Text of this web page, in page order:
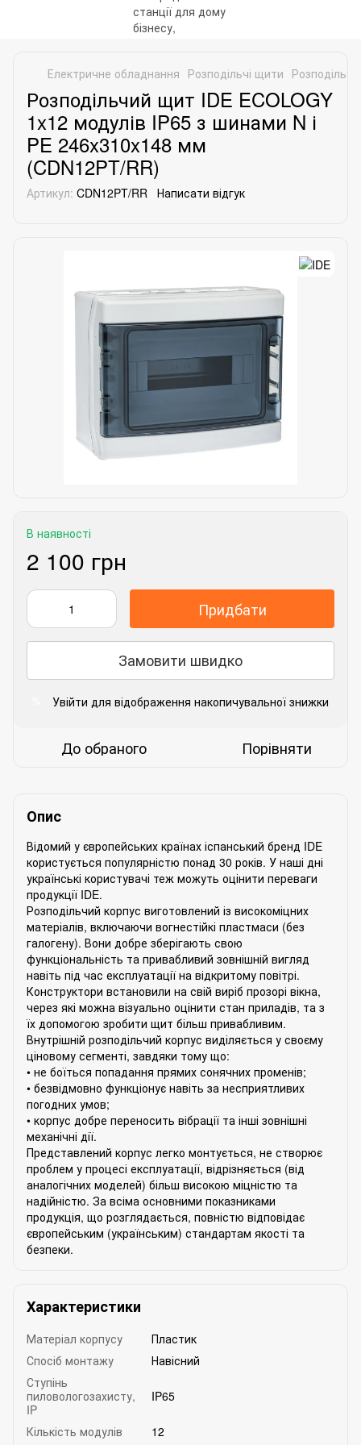
Електричне обладнання Розподільчі щити
Розподільчий щит IDE ECOLOGY
1x12 модулів IP65 з шинами N і
PE 246x310x148 мм
(CDN12PT/RR)
Артикул: CDN12PT/RR Написати відгук
В наявності
2 100 грн
Придбати
Замовити швидко
Увійти для відображення накопичувальної знижки
До обраного Порівняти
Опис
Відомий у європейських країнах іспанський бренд IDE
користується популярністю понад 30 років. У наші дні
українські користувачі теж можуть оцінити переваги
продукції IDE.
Розподільчий корпус виготовлений із високоміцних
матеріалів, включаючи вогнестійкі пластмаси (без
галогену). Вони добре зберігають свою
функціональність та привабливий зовнішній вигляд
навіть під час експлуатації на відкритому повітрі.
Конструктори встановили на свій виріб прозорі вікна,
через які можна візуально оцінити стан приладів, та з
їх допомогою зробити щит більш привабливим.
Внутрішній розподільчий корпус виділяється у своєму
ціновому сегменті, завдяки тому що:
• не боїться попадання прямих сонячних променів;
• безвідмовно функціонує навіть за несприятливих
погодних умов;
• корпус добре переносить вібрації та інші зовнішні
механічні дії.
Представлений корпус легко монтується, не створює
проблем у процесі експлуатації, відрізняється (від
аналогічних моделей) більш високою міцністю та
надійністю. За всіма основними показниками
продукція, що розглядається, повністю відповідає
європейським (українським) стандартам якості та
безпеки.
Характеристики
Матеріал корпусу
Пластик
Спосіб монтажу
Навісний
Ступінь
пиловологозахисту,
IP
IP65
Кількість модулів
12